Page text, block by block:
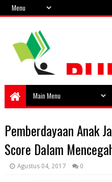
Pemberdayaan Anak
Score Dalam
Agustus 04, 2017 0